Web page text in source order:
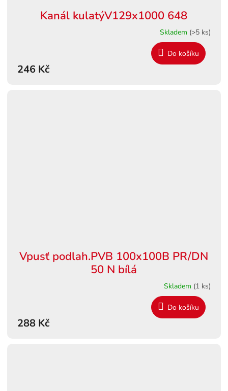
Kanál kulatýV129x1000 648
Skladem (>5 ks)
246 Kč
Do košíku
Vpusť podlah.PVB 100x100B PR/DN
50 N bílá
Skladem (1 ks)
288 Kč
Do košíku